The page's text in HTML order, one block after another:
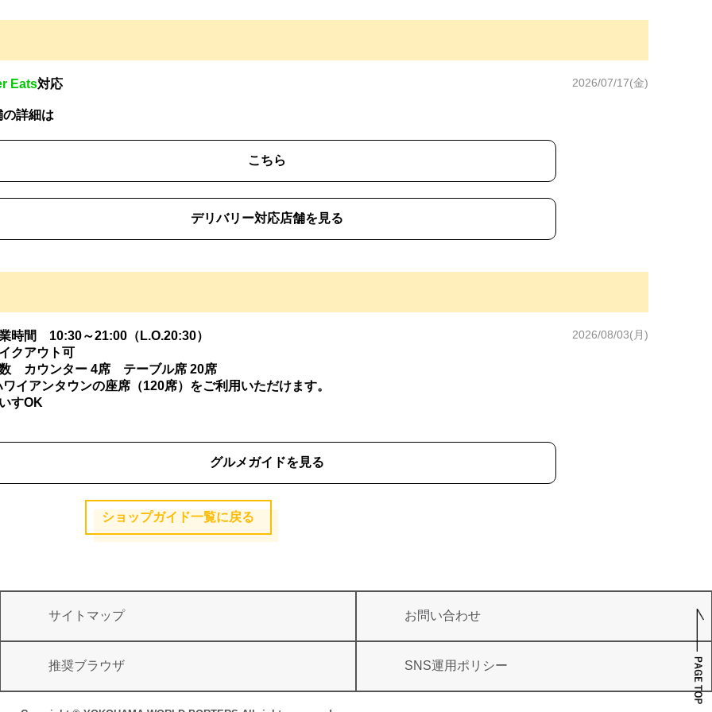
2026/07/17(金)
Eats対応
の詳細は
こちら
デリバリー対応店舗を見る
2026/08/03(月)
時間 10:30～21:00（L.O.20:30）
クアウト可
カウンター 4席 テーブル席 20席
ワイアンタウンの座席（120席）をご利用いただけます。
すOK
グルメガイドを見る
ショップガイド一覧に戻る
サイトマップ お問い合わせ
推奨ブラウザ SNS運用ポリシー